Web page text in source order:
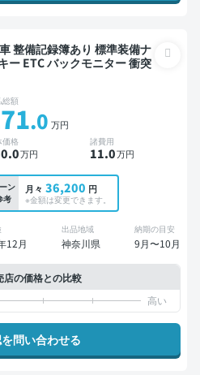
ー ETC バックモニター 衝突
総額
.0 万円
価格
.0万円
諸費用
11.0万円
ン
考
月々 36,200 円
※金額は変更できます。
12月
出品地域
神奈川県
納期の目安
9月〜10月
店の価格との比較
問い合わせる